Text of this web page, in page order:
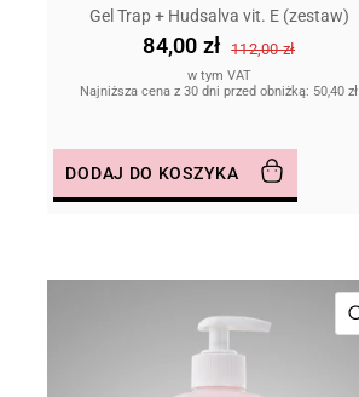
Gel Trap + Hudsalva vit. E (zestaw)
84,00 zł 112,00 zł
w tym VAT
Najniższa cena z 30 dni przed obniżką: 50,40 zł
DODAJ DO KOSZYKA